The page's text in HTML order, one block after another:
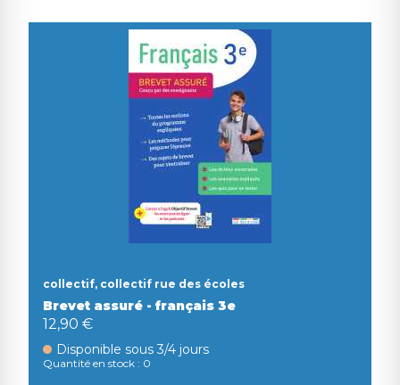
collectif, collectif rue des écoles
Brevet assuré - français 3e
12,90 €
Disponible sous 3/4 jours
Quantité en stock : 0